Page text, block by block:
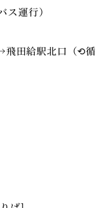
運行）
田給駅北口（⟲循